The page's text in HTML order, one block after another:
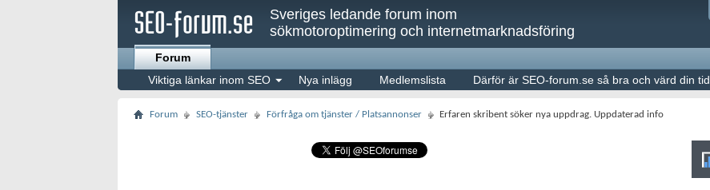
Sveriges ledande forum inom
sökmotoroptimering och internetmarknadsföring
Forum
Viktiga länkar inom SEO
Nya inlägg Medlemslista Därför är SEO-forum.se så bra och värd din tid
Forum SEO-tjänster Förfråga om tjänster / Platsannonser Erfaren skribent söker nya uppdrag. Uppdaterad info